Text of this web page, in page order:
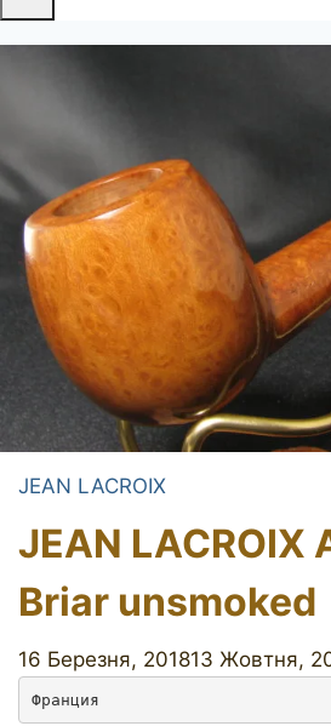
JEAN LACROIX
JEAN LACROIX
Briar unsmoked
16 Березня, 201813 Жовтня,
Франция